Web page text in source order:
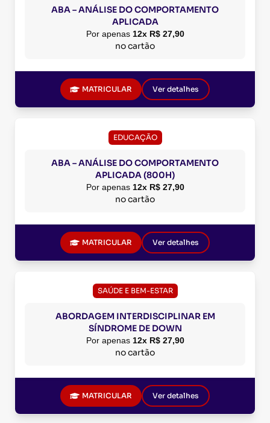
ABA – ANÁLISE DO COMPORTAMENTO
APLICADA
Por apenas 12x R$ 27,90
no cartão
MATRICULAR Ver detalhes
EDUCAÇÃO
ABA – ANÁLISE DO COMPORTAMENTO
APLICADA (800H)
Por apenas 12x R$ 27,90
no cartão
MATRICULAR Ver detalhes
SAÚDE E BEM-ESTAR
ABORDAGEM INTERDISCIPLINAR EM
SÍNDROME DE DOWN
Por apenas 12x R$ 27,90
no cartão
MATRICULAR Ver detalhes